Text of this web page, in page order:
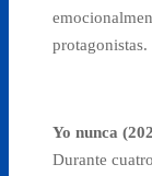
protagonistas.
Yo nunca
Durante